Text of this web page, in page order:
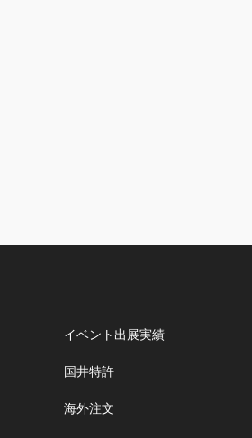
イベント出展実績
国井特許
海外注文